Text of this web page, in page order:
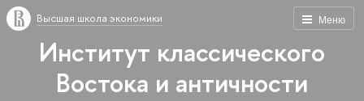
Меню
Высшая школа экономики
Институт классического
Востока и античности